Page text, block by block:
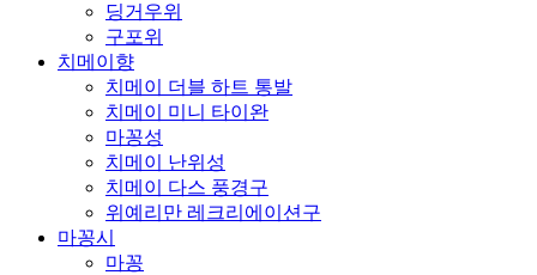
딩거우위
구포위
치메이향
치메이 더블 하트 통발
치메이 미니 타이완
마꽁성
치메이 난위성
치메이 다스 풍경구
위예리만 레크리에이션구
마꽁시
마꽁